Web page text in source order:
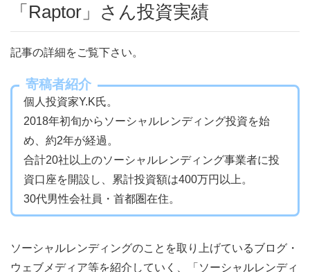
「Raptor」さん投資実績
記事の詳細をご覧下さい。
寄稿者紹介
個人投資家Y.K氏。
2018年初旬からソーシャルレンディング投資を始
め、約2年が経過。
合計20社以上のソーシャルレンディング事業者に投
資口座を開設し、累計投資額は400万円以上。
30代男性会社員・首都圏在住。
ソーシャルレンディングのことを取り上げているブログ・
ウェブメディア等を紹介していく、「ソーシャルレンディ